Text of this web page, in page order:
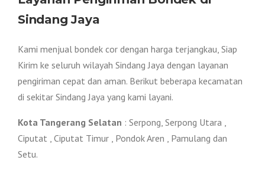
Sindang Jaya
Kami menjual bondek cor dengan harga terjangkau, Siap
Kirim ke seluruh wilayah Sindang Jaya dengan layanan
pengiriman cepat dan aman. Berikut beberapa kecamatan
di sekitar Sindang Jaya yang kami layani.
Kota Tangerang Selatan : Serpong, Serpong Utara ,
Ciputat , Ciputat Timur , Pondok Aren , Pamulang dan
Setu.